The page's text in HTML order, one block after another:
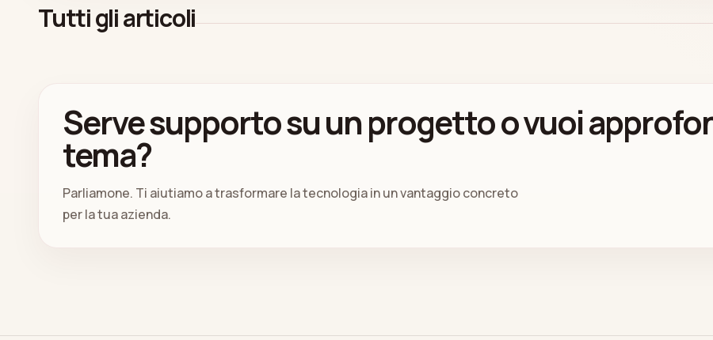
Tutti gli articoli
Serve supporto su un progetto o vuoi
tema?
Parliamone. Ti aiutiamo a trasformare la tecnologia in un vantaggio concreto
per la tua azienda.